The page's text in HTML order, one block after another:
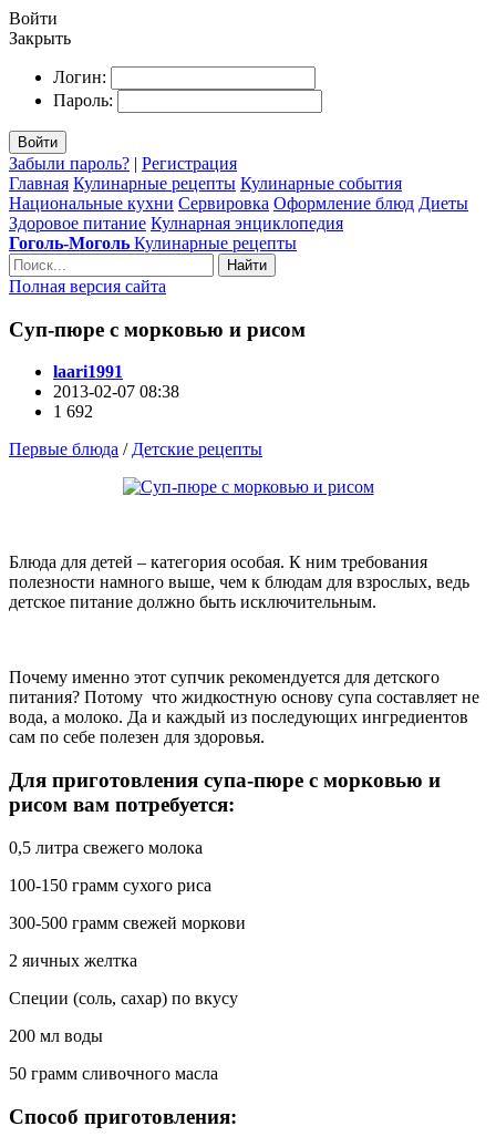
Войти
Закрыть
Логин:
Пароль:
Войти
Забыли пароль? | Регистрация
Главная Кулинарные рецепты Кулинарные события
Национальные кухни Сервировка Оформление блюд Диеты
Здоровое питание Кулнарная энциклопедия
Гоголь-Моголь Кулинарные рецепты
Найти
Полная версия сайта
Суп-пюре с морковью и рисом
laari1991
2013-02-07 08:38
1 692
Первые блюда /Детские рецепты
Блюда для детей – категория особая. К ним требования
полезности намного выше, чем к блюдам для взрослых, ведь
детское питание должно быть исключительным.
Почему именно этот супчик рекомендуется для детского
питания? Потому что жидкостную основу супа составляет не
вода, а молоко. Да и каждый из последующих ингредиентов
сам по себе полезен для здоровья.
Для приготовления супа-пюре с морковью и
рисом вам потребуется:
0,5 литра свежего молока
100-150 грамм сухого риса
300-500 грамм свежей моркови
2 яичных желтка
Специи (соль, сахар) по вкусу
200 мл воды
50 грамм сливочного масла
Способ приготовления: